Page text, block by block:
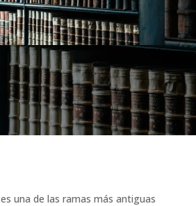
es una de las ramas más antiguas